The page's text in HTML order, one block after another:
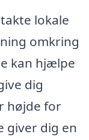
lokale
omkring
kan hjælpe
dig
højde for
giver dig en